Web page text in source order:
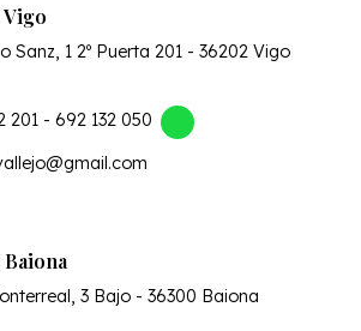
Sanz, 1 2º Puerta 201 - 36202 Vigo
201- 692 132 050
3 Bajo - 36300 Baiona